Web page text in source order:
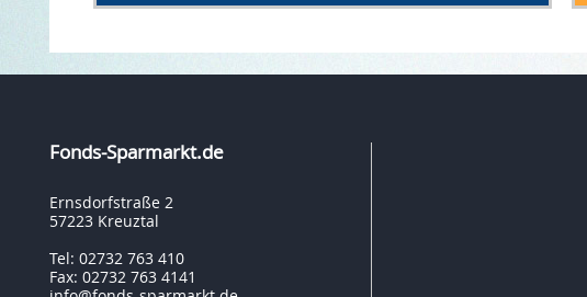
Fonds-Sparmarkt.de
Ernsdorfstraße 2
57223 Kreuztal
Tel: 02732 763 410
Fax: 02732 763 4141